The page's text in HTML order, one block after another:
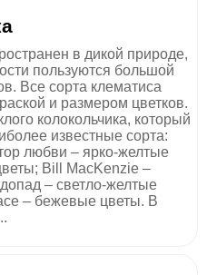
в дикой природе,
пользуются большой
Все сорта клематиса
и размером цветков.
колокольчика, который
известные сорта:
любви – ярко-желтые
Bill MacKenzie –
– светло-желтые
– бежевые цветы. В